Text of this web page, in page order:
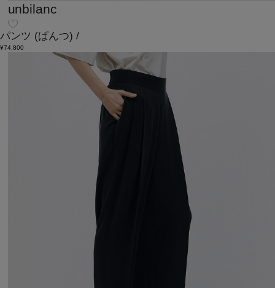
unbilanc
パンツ (ぱんつ) /
¥74,800